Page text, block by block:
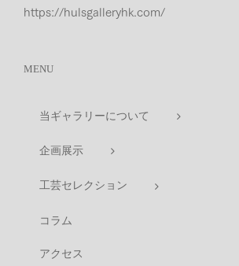
https://hulsgalleryhk.com/
MENU
当ギャラリーについて
企画展示
工芸セレクション
コラム
アクセス